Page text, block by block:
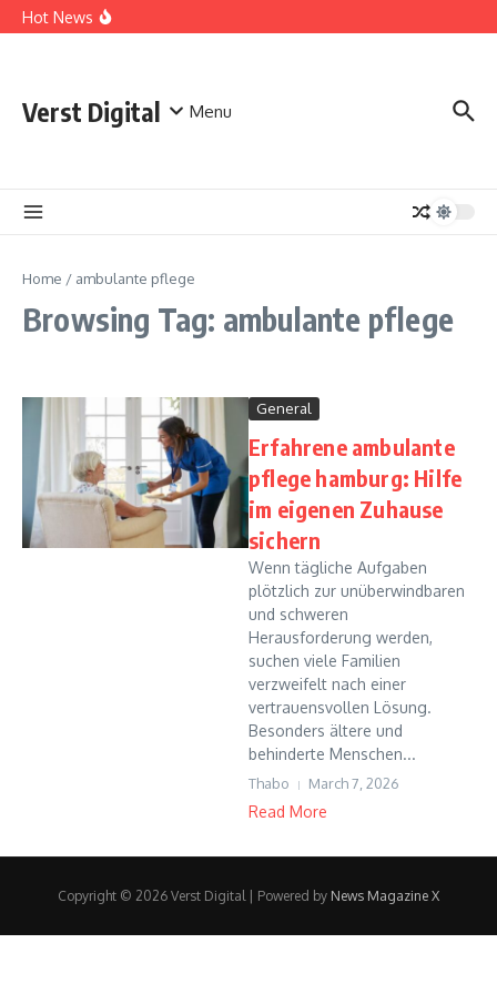
Skip to content
Hot News
Verst Digital Menu
Home / ambulante pflege
Browsing Tag: ambulante pflege
General
Erfahrene ambulante
pflege hamburg: Hilfe
im eigenen Zuhause
sichern
Wenn tägliche Aufgaben
plötzlich zur unüberwindbaren
und schweren
Herausforderung werden,
suchen viele Familien
verzweifelt nach einer
vertrauensvollen Lösung.
Besonders ältere und
behinderte Menschen...
Thabo March 7, 2026
Read More
Copyright © 2026 Verst Digital | Powered by News Magazine X